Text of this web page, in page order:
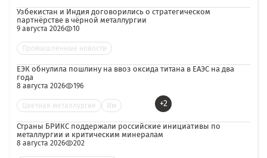
Узбекистан и Индия договорились о стратегическом
партнёрстве в чёрной металлургии
9 августа 2026 10
Промышленные новости
ЕЭК обнулила пошлину на ввоз оксида титана в ЕАЭС на два
года
8 августа 2026 196
Цветная металлургия Им +2
Страны БРИКС поддержали российские инициативы по
металлургии и критическим минералам
8 августа 2026 202